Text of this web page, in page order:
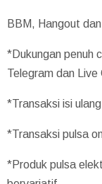
BBM, Hangout
*Dukungan penuh
Telegram dan Live
*Transaksi isi
*Transaksi pulsa
*Produk pulsa